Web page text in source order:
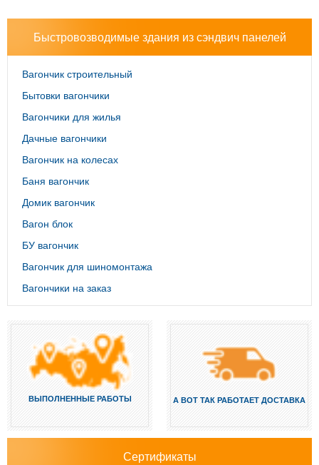
Быстровозводимые здания из сэндвич панелей
Вагончик строительный
Бытовки вагончики
Вагончики для жилья
Дачные вагончики
Вагончик на колесах
Баня вагончик
Домик вагончик
Вагон блок
БУ вагончик
Вагончик для шиномонтажа
Вагончики на заказ
ВЫПОЛНЕННЫЕ РАБОТЫ А ВОТ ТАК РАБОТАЕТ ДОСТАВКА
Сертификаты